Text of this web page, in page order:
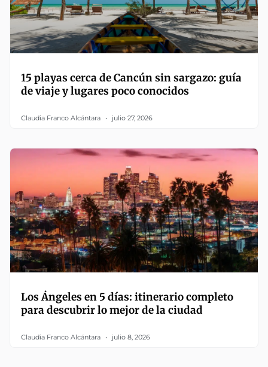
15 playas cerca de Cancún sin sargazo: guía
de viaje y lugares poco conocidos
Claudia Franco Alcántara julio 27, 2026
Los Ángeles en 5 días: itinerario completo
para descubrir lo mejor de la ciudad
Claudia Franco Alcántara julio 8, 2026